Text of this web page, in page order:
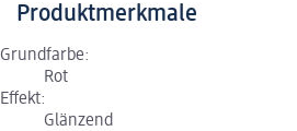
Produktmerkmale
Grundfarbe:
Rot
Effekt:
Glänzend